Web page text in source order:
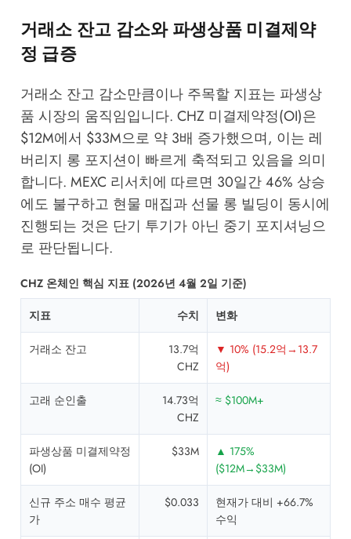
거래소 잔고 감소와 파생상품 미결제약
정 급증
거래소 잔고 감소만큼이나 주목할 지표는 파생상
품 시장의 움직임입니다. CHZ 미결제약정(OI)은
$12M에서 $33M으로 약 3배 증가했으며, 이는 레
버리지 롱 포지션이 빠르게 축적되고 있음을 의미
합니다. MEXC 리서치에 따르면 30일간 46% 상승
에도 불구하고 현물 매집과 선물 롱 빌딩이 동시에
진행되는 것은 단기 투기가 아닌 중기 포지셔닝으
로 판단됩니다.
CHZ 온체인 핵심 지표 (2026년 4월 2일 기준)
지표 수치 변화
거래소 잔고
13.7억
CHZ
▼ 10% (15.2억→13.7
억)
고래 순인출
14.73억
CHZ
≈ $100M+
파생상품 미결제약정
(OI)
$33M
▲ 175%
($12M→$33M)
신규 주소 매수 평균
가
$0.033
현재가 대비 +66.7%
수익